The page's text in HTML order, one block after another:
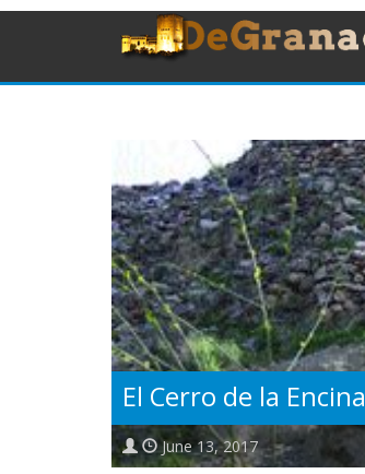
El Cerro de la Encina
June 13, 2017